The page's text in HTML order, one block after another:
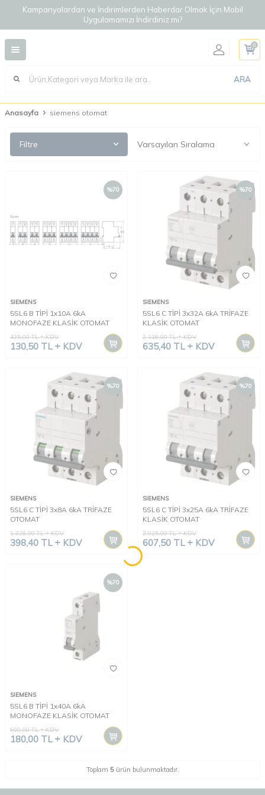
Kampanyalardan ve İndirimlerden Haberdar Olmak İçin Mobil
Uygulamamızı İndirdiniz mi?
ARA
0
Anasayfa siemens otomat
Filtre
%70
SIEMENS
5SL6 B TİPİ 1x10A 6kA
MONOFAZE KLASİK OTOMAT
435,00TL KDV
130,50 TL KDV
%70
SIEMENS
5SL6 C TİPİ 3x32A 6kA TRİFAZE
KLASİK OTOMAT
2.118,00TL KDV
635,40 TL KDV
%70
SIEMENS
5SL6 C TİPİ 3x8A 6kA TRİFAZE
OTOMAT
1.328,00TL KDV
398,40 TL KDV
%70
SIEMENS
5SL6 C TİPİ 3x25A 6kA TRİFAZE
KLASİK OTOMAT
2.025,00TL KDV
607,50 TL KDV
%70
SIEMENS
5SL6 B TİPİ 1x40A 6kA
MONOFAZE KLASİK OTOMAT
600,00TL KDV
180,00 TL KDV
Toplam 5ürün bulunmaktadır.